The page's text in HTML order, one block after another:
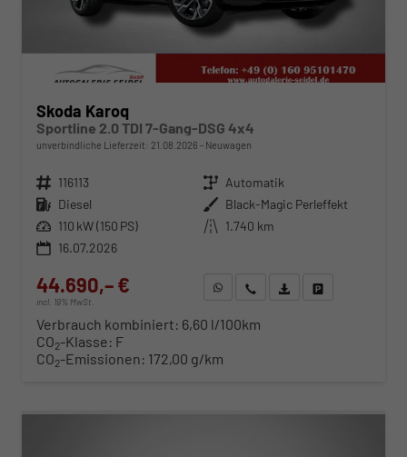
Skoda Karoq
Sportline 2.0 TDI 7-Gang-DSG 4x4
unverbindliche Lieferzeit: 21.08.2026 Neuwagen
Fahrzeugnr. 116113 Getriebe Automatik
Kraftstoff Diesel Außenfarbe Black-Magic Perleffekt
Leistung 110 kW (150 PS) Kilometerstand 1.740 km
16.07.2026
44.690,– €
incl. 19% MwSt.
WhatsApp anfragen
Wir rufen Sie anFahrzeugexposé (PDF)
Verbrauch kombiniert: 6,60 l/100km
CO2-Klasse: F
CO2-Emissionen: 172,00 g/km